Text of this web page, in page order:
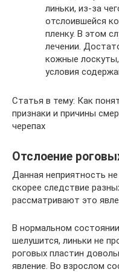
линьки, из-за
отслоившейся
пленку. В этом
лечении.
кожные
условия
Статья в тему: Как
признаки и причины
черепах
Отслоение
Данная неприятность
скорее следствие
рассматривают это
В нормальном
шелушится, линьки не
роговых пластин
явление. Во взрослом